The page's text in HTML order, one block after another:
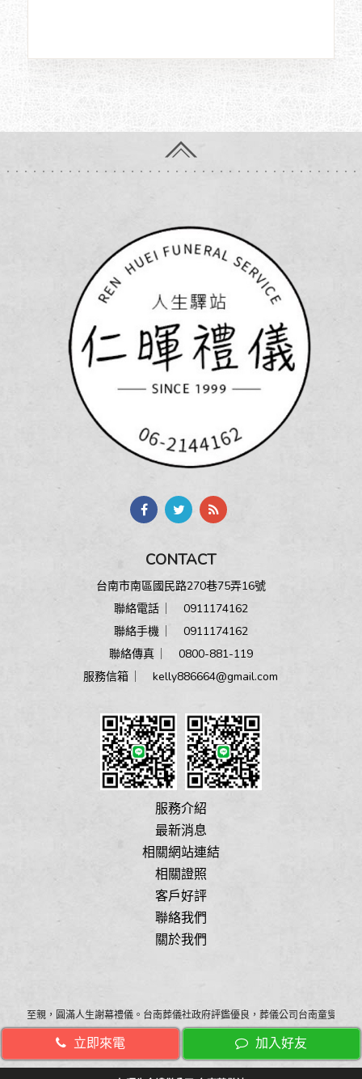
CONTACT
台南市南區國民路270巷75弄16號
聯絡電話 ︳ 0911174162
聯絡手機 ︳ 0911174162
聯絡傳真 ︳ 0800-881-119
服務信箱 ︳kelly886664@gmail.com
服務介紹
最新消息
相關網站連結
相關證照
客戶好評
聯絡我們
關於我們
您的至親，圓滿人生謝幕禮儀。台南葬儀社政府評鑑優良，葬儀公司台南童叟無
立即來電 加入好友